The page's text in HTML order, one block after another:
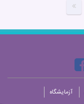
آزمایشگاه